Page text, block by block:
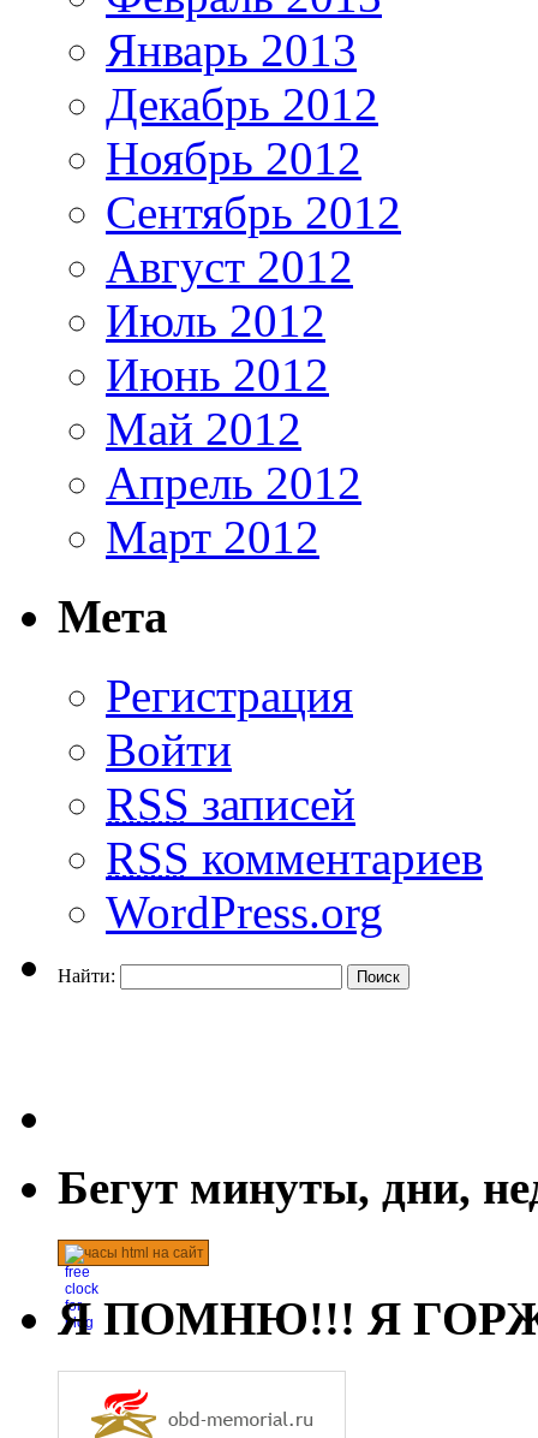
Январь 2013
Декабрь 2012
Ноябрь 2012
Сентябрь 2012
Август 2012
Июль 2012
Июнь 2012
Май 2012
Апрель 2012
Март 2012
Мета
Регистрация
Войти
RSS записей
RSS комментариев
WordPress.org
Найти:
Бегут минуты, дни,
часы html на сайт
Я ПОМНЮ!!! Я